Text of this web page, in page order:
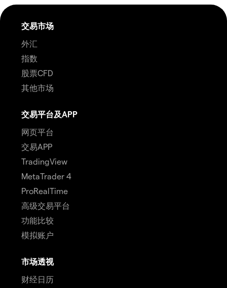
交易市场
外汇
指数
股票CFD
其他市场
交易平台及APP
网页平台
交易APP
TradingView
MetaTrader 4
ProRealTime
高级交易平台
功能比较
模拟账户
市场透视
财经日历